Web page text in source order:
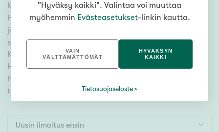
Kerros-/luhtitalo
Rivitalo/paritalo
Omakoti-/erillistalo
Maa- tai metsätila
Vapaa-ajan asunto
Autotalli
Meiltä löydät vuokrattavat toimitilat Helsinki
Hermanni, oli tarpeesi mikä vain! Tuhansien kohteiden
ja satojen kiinteistönvälittäjien verkostomme auttaa
sinua kenties elämäsi tärkeimmässä päätöksessä.
Katso alta kaikki vuokrattavat toimitilat Helsinki
Hermanni. Hyödynnä myös kätevää
hakutyökaluamme, jonka avulla löydät omien
toiveidesi mukaisen kodin.
Uusin ilmoitus ensin
"Hyväksy kaikki". Valintaa voi muuttaa
myöhemmin Evästeasetukset-linkin kautta.
VAIN
VÄLTTÄMÄTTÖMÄT
HYVÄKSYN
KAIKKI
Tietosuojaseloste